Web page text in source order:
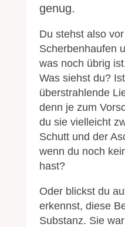
genug.
Du stehst also
Scherbenhaufen
was noch übrig
Was siehst du?
überstrahlende
denn je zum
du sie vielleicht
Schutt und der
wenn du noch
hast?
Oder blickst du
erkennst, diese
Substanz. Sie